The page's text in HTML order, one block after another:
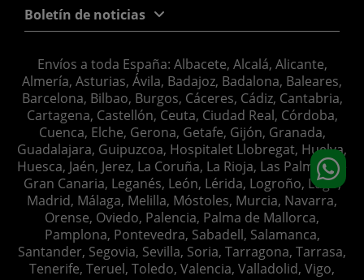
Boletín de noticias
Envíos a toda España: Albacete, Alcalá, Alicante,
Almería, Asturias, Ávila, Badajoz, Badalona, Baleares,
Barcelona, Bilbao, Burgos, Cáceres, Cádiz, Cantabria,
Cartagena, Castellón, Ceuta, Ciudad Real, Córdoba,
Cuenca, Elche, Gerona, Getafe, Gijón, Granada,
Guadalajara, Guipuzcoa, Hospitalet Llobregat, Huelva,
Huesca, Jaén, Jerez, La Coruña, La Rioja, Las Palmas de
Gran Canaria, Leganés, León, Lérida, Logroño, Lugo,
Madrid, Málaga, Melilla, Móstoles, Murcia, Navarra,
Orense, Oviedo, Palencia, Palma de Mallorca,
Pamplona, Pontevedra, Sabadell, Salamanca,
Santander, Segovia, Sevilla, Soria, Tarragona, Tarrasa,
Tenerife, Teruel, Toledo, Valencia, Valladolid, Vigo,